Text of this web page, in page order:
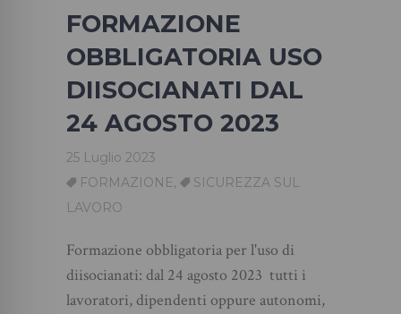
FORMAZIONE
OBBLIGATORIA USO
DIISOCIANATI DAL
24 AGOSTO 2023
25 Luglio 2023
FORMAZIONE,
SICUREZZA SUL
LAVORO
Formazione obbligatoria per l'uso di
diisocianati: dal 24 agosto 2023 tutti i
lavoratori, dipendenti oppure autonomi,